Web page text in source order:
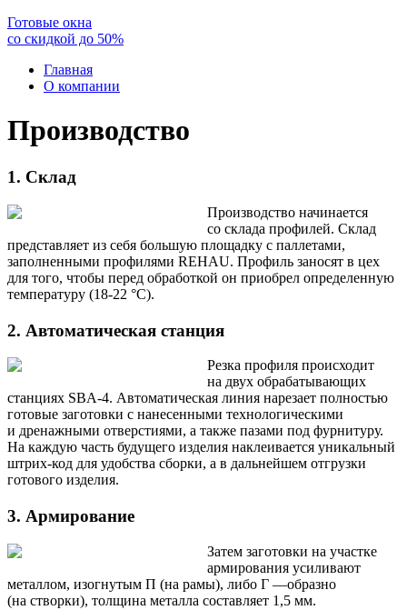
Готовые окна
со скидкой до 50%
Главная
О компании
Производство
1. Склад
Производство начинается
со склада профилей. Склад
представляет из себя большую площадку с паллетами,
заполненными профилями REHAU. Профиль заносят в цех
для того, чтобы перед обработкой он приобрел определенную
температуру (18-22 °С).
2. Автоматическая станция
Резка профиля происходит
на двух обрабатывающих
станциях SBA-4. Автоматическая линия нарезает полностью
готовые заготовки с нанесенными технологическими
и дренажными отверстиями, а также пазами под фурнитуру.
На каждую часть будущего изделия наклеивается уникальный
штрих-код для удобства сборки, а в дальнейшем отгрузки
готового изделия.
3. Армирование
Затем заготовки на участке
армирования усиливают
металлом, изогнутым П (на рамы), либо Г —образно
(на створки), толщина металла составляет 1,5 мм.